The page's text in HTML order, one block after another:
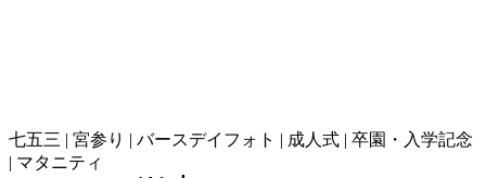
七五三 | 宮参り | バースデイフォト | 成人式 | 卒園・入学記念
| マタニティ